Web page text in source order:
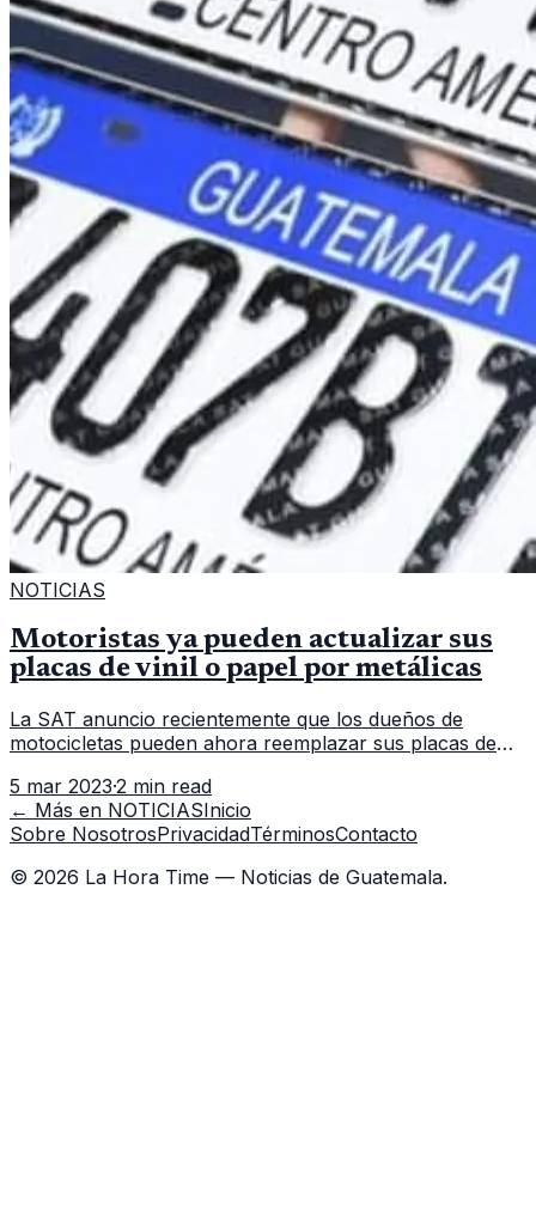
NOTICIAS
Motoristas ya pueden actualizar sus
placas de vinil o papel por metálicas
La SAT anuncio recientemente que los dueños de
motocicletas pueden ahora reemplazar sus placas de
de Administración Tributa
5 mar 2023·2 min read
← Más en NOTICIASInicio
Sobre NosotrosPrivacidadTérminosContacto
© 2026 La Hora Time — Noticias de Guatemala.